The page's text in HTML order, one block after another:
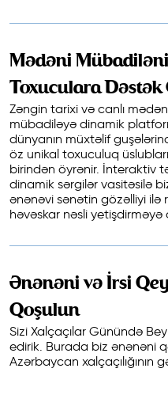
Mədəni
Toxuculara Dəstək
Zəngin tarixi və canlı
mübadiləyə dinamik
dünyanın müxtəlif
öz unikal toxuculuq
birindən öyrənir. İnteraktiv
dinamik sərgilər vasitəsilə
ənənəvi sənətin gözəlliyi ilə
həvəskar nəsli yetişdirməyə
Ənənəni və İrsi
Qoşulun
Sizi Xalçaçılar Günündə
edirik. Burada biz ənənəni
Azərbaycan xalçaçılığının